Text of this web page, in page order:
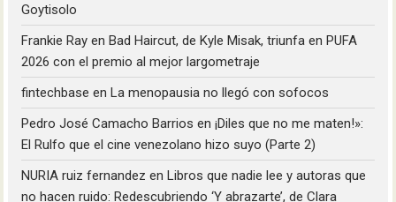
Goytisolo
Frankie Ray enBad Haircut, de Kyle Misak, triunfa en PUFA
2026 con el premio al mejor largometraje
fintechbase enLa menopausia no llegó con sofocos
Pedro José Camacho Barrios en¡Diles que no me maten!»:
El Rulfo que el cine venezolano hizo suyo (Parte 2)
NURIA ruiz fernandez enLibros que nadie lee y autoras que
no hacen ruido: Redescubriendo ‘Y abrazarte’, de Clara